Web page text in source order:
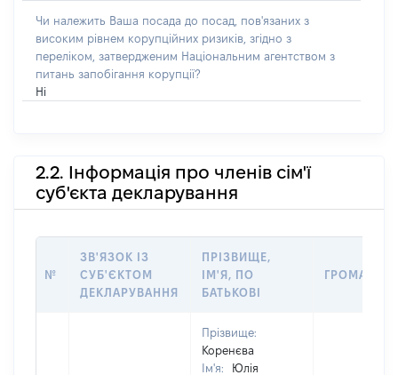
Чи належить Ваша посада до посад, пов'язаних з
високим рівнем корупційних ризиків, згідно з
переліком, затвердженим Національним агентством з
питань запобігання корупції?
Ні
2.2. Інформація про членів сім'ї
суб'єкта декларування
№
ЗВ'ЯЗОК ІЗ
СУБ'ЄКТОМ
ДЕКЛАРУВАННЯ
ПРІЗВИЩЕ,
ІМ'Я, ПО
БАТЬКОВІ
Прізвище:
Коренєва
Ім'я:
Юлія